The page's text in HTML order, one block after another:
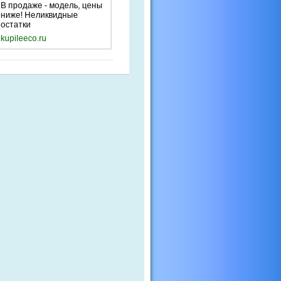
В продаже - модель, цены
ниже! Неликвидные
остатки
kupileeco.ru